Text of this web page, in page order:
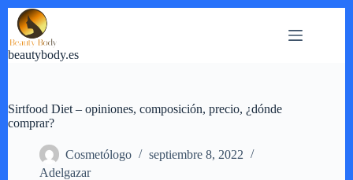
Saltar
contenido
beautybody.es
Sirtfood Diet – opiniones, composición, precio, ¿dónde
comprar?
Cosmetólogo
septiembre 8, 2022
Adelgazar